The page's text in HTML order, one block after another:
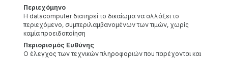
Περιεχόμηνο
Η datacomputer διατηρεί το δικαίωμα να αλλάξει το
περιεχόμενο, συμπεριλαμβανομένων των τιμών, χωρίς
καμία προειδοποίηση
Περιορισμός Ευθύνης
Ο έλεγχος των τεχνικών πληροφοριών που παρέχονται και